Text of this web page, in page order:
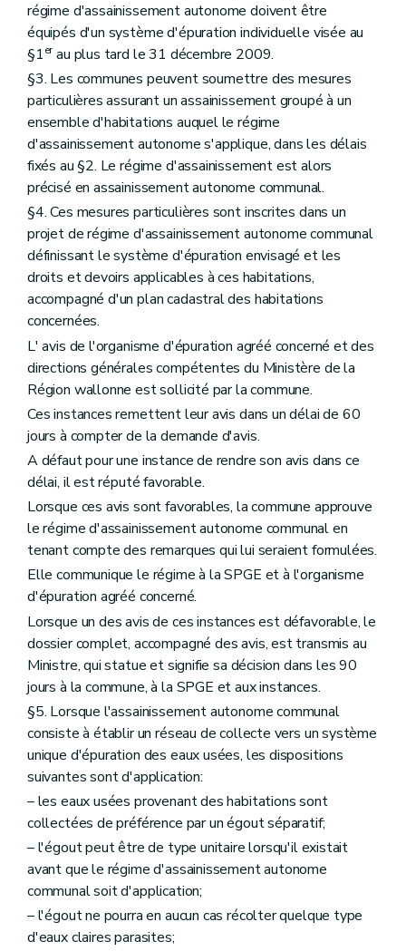
régime d'assainissement autonome doivent être
équipés d'un système d'épuration individuelle visée au
§1erau plus tard le 31 décembre 2009.
§3. Les communes peuvent soumettre des mesures
particulières assurant un assainissement groupé à un
ensemble d'habitations auquel le régime
d'assainissement autonome s'applique, dans les délais
fixés au §2. Le régime d'assainissement est alors
précisé en assainissement autonome communal.
§4. Ces mesures particulières sont inscrites dans un
projet de régime d'assainissement autonome communal
définissant le système d'épuration envisagé et les
droits et devoirs applicables à ces habitations,
accompagné d'un plan cadastral des habitations
concernées.
L' avis de l'organisme d'épuration agréé concerné et des
directions générales compétentes du Ministère de la
Région wallonne est sollicité par la commune.
Ces instances remettent leur avis dans un délai de 60
jours à compter de la demande d'avis.
A défaut pour une instance de rendre son avis dans ce
délai, il est réputé favorable.
Lorsque ces avis sont favorables, la commune approuve
le régime d'assainissement autonome communal en
tenant compte des remarques qui lui seraient formulées.
Elle communique le régime à la SPGE et à l'organisme
d'épuration agréé concerné.
Lorsque un des avis de ces instances est défavorable, le
dossier complet, accompagné des avis, est transmis au
Ministre, qui statue et signifie sa décision dans les 90
jours à la commune, à la SPGE et aux instances.
§5. Lorsque l'assainissement autonome communal
consiste à établir un réseau de collecte vers un système
unique d'épuration des eaux usées, les dispositions
suivantes sont d'application:
– les eaux usées provenant des habitations sont
collectées de préférence par un égout séparatif;
– l'égout peut être de type unitaire lorsqu'il existait
avant que le régime d'assainissement autonome
communal soit d'application;
– l'égout ne pourra en aucun cas récolter quelque type
d'eaux claires parasites;